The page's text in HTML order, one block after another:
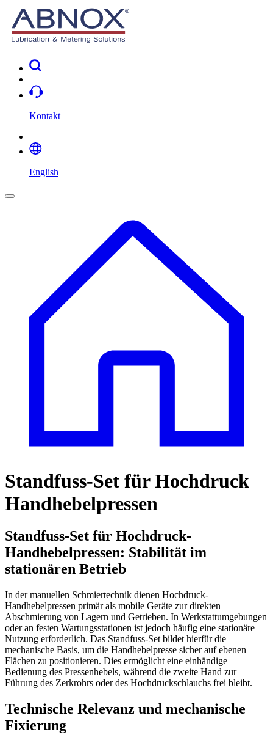
|
Kontakt
|
English
Standfuss-Set für Hochdruck
Handhebelpressen
Standfuss-Set für Hochdruck-
Handhebelpressen: Stabilität im
stationären Betrieb
In der manuellen Schmiertechnik dienen Hochdruck-
Handhebelpressen primär als mobile Geräte zur direkten
Abschmierung von Lagern und Getrieben. In Werkstattumgebungen
oder an festen Wartungsstationen ist jedoch häufig eine stationäre
Nutzung erforderlich. Das Standfuss-Set bildet hierfür die
mechanische Basis, um die Handhebelpresse sicher auf ebenen
Flächen zu positionieren. Dies ermöglicht eine einhändige
Bedienung des Pressenhebels, während die zweite Hand zur
Führung des Zerkrohrs oder des Hochdruckschlauchs frei bleibt.
Technische Relevanz und mechanische
Fixierung